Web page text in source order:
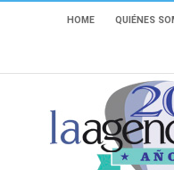
HOME QUIÉNES